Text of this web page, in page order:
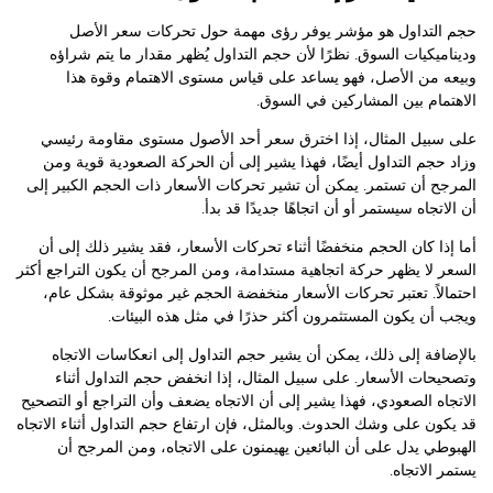
حجم التداول هو مؤشر يوفر رؤى مهمة حول تحركات سعر الأصل
وديناميكيات السوق. نظرًا لأن حجم التداول يُظهر مقدار ما يتم شراؤه
وبيعه من الأصل، فهو يساعد على قياس مستوى الاهتمام وقوة هذا
الاهتمام بين المشاركين في السوق.
على سبيل المثال، إذا اخترق سعر أحد الأصول مستوى مقاومة رئيسي
وزاد حجم التداول أيضًا، فهذا يشير إلى أن الحركة الصعودية قوية ومن
المرجح أن تستمر. يمكن أن تشير تحركات الأسعار ذات الحجم الكبير إلى
أن الاتجاه سيستمر أو أن اتجاهًا جديدًا قد بدأ.
أما إذا كان الحجم منخفضًا أثناء تحركات الأسعار، فقد يشير ذلك إلى أن
السعر لا يظهر حركة اتجاهية مستدامة، ومن المرجح أن يكون التراجع أكثر
احتمالاً. تعتبر تحركات الأسعار منخفضة الحجم غير موثوقة بشكل عام،
ويجب أن يكون المستثمرون أكثر حذرًا في مثل هذه البيئات.
بالإضافة إلى ذلك، يمكن أن يشير حجم التداول إلى انعكاسات الاتجاه
وتصحيحات الأسعار. على سبيل المثال، إذا انخفض حجم التداول أثناء
الاتجاه الصعودي، فهذا يشير إلى أن الاتجاه يضعف وأن التراجع أو التصحيح
قد يكون على وشك الحدوث. وبالمثل، فإن ارتفاع حجم التداول أثناء الاتجاه
الهبوطي يدل على أن البائعين يهيمنون على الاتجاه، ومن المرجح أن
يستمر الاتجاه.